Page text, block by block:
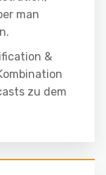
man
&
zu dem